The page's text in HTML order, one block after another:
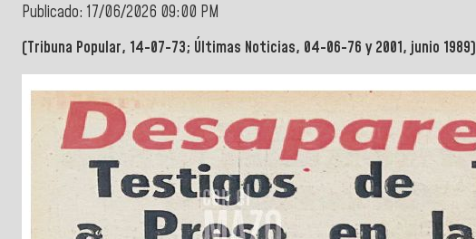
Publicado: 17/06/2026 09:00 PM
(Tribuna Popular, 14-07-73; Últimas Noticias, 04-06-76 y 2001, junio 1989)